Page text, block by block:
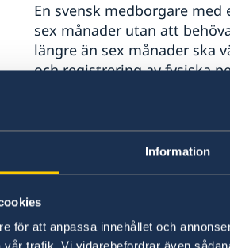
Information
för att anpassa innehållet och
En svensk medborgare
sex månader utan att
längre än sex månader ska
och registrering av fysiska
där man kan registrera
För frågor gällande visum
Att resa från Ukraina